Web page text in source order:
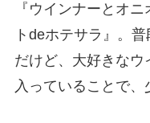
『ウインナーとオ
トdeホテサラ』。
だけど、大好きな
入っていることで、